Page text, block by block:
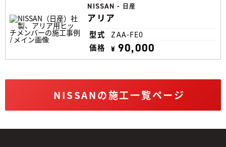
NISSAN - 日産
アリア
型式
ZAA-FE0
価格
¥ 90,000
NISSANの施工一覧ページ